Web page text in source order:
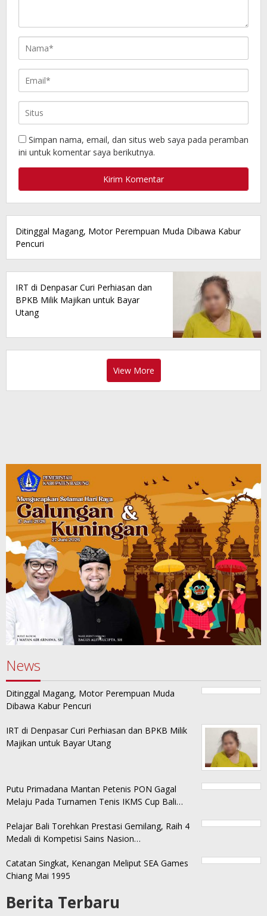
Simpan nama, email, dan situs web saya pada peramban
ini untuk komentar saya berikutnya.
Ditinggal Magang, Motor Perempuan Muda Dibawa Kabur
Pencuri
IRT di Denpasar Curi Perhiasan dan
BPKB Milik Majikan untuk Bayar
Utang
View More
News
Ditinggal Magang, Motor Perempuan Muda
Dibawa Kabur Pencuri
IRT di Denpasar Curi Perhiasan dan BPKB Milik
Majikan untuk Bayar Utang
Putu Primadana Mantan Petenis PON Gagal
Melaju Pada Turnamen Tenis IKMS Cup Bali…
Pelajar Bali Torehkan Prestasi Gemilang, Raih 4
Medali di Kompetisi Sains Nasion…
Catatan Singkat, Kenangan Meliput SEA Games
Chiang Mai 1995
Berita Terbaru